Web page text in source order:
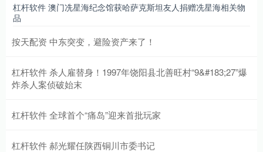
杠杆软件 澳门冼星海纪念馆获哈萨克斯坦友人捐赠冼星海相关物
品
按天配资 中东突变，避险资产来了！
杠杆软件 杀人雇替身！1997年饶阳县北善旺村“9&#183;27”爆
炸杀人案侦破始末
杠杆软件 全球首个“痛岛”迎来首批玩家
杠杆软件 郝光耀任陕西铜川市委书记